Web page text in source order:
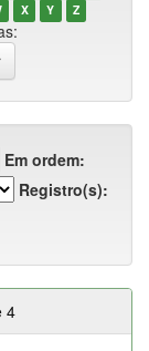
X Y Z
Em ordem:
Registro(s):
4